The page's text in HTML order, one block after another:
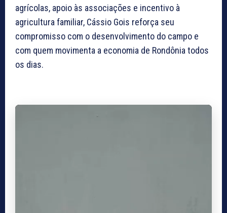
agrícolas, apoio às associações e incentivo à
agricultura familiar, Cássio Gois reforça seu
compromisso com o desenvolvimento do campo e
com quem movimenta a economia de Rondônia todos
os dias.